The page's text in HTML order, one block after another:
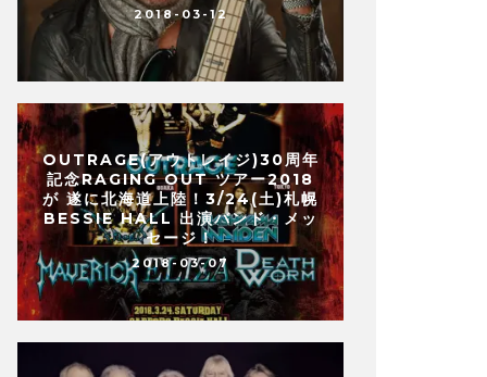
2018-03-12
OUTRAGE(アウトレイジ)30周年
記念RAGING OUT ツアー2018
が 遂に北海道上陸！3/24(土)札幌
BESSIE HALL 出演バンド・メッ
セージ！
2018-03-07